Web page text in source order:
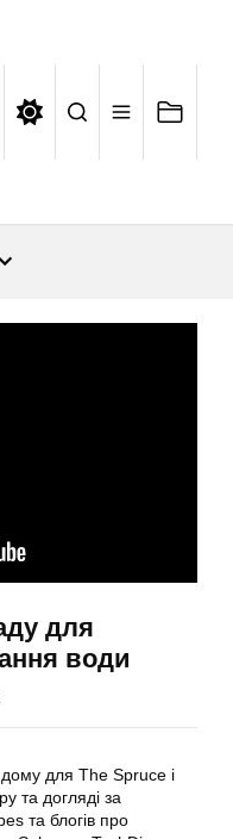
для
води
для The Spruce і
та догляді за
та блогів про